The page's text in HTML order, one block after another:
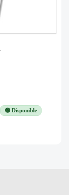
🟢 Disponible